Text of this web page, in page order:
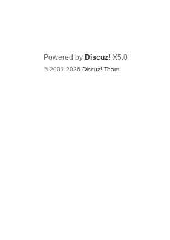
Powered by Discuz! X5.0
© 2001-2026 Discuz! Team